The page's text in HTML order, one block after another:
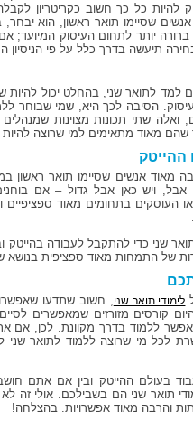
כל כך חשוב כקריטריון
אנשים שסיימו תואר ראשון, הוא
ברורה יותר לתחום העיסוק המיועד;
תיעשה בדרך כלל על פי הניסיון
לתואר שני, בהחלט יכול להיות
הסיבה לכך היא, שמי שבוחר
ואלה שתי תכונות מצוינות
שהם מאוד מתאימים למי שרוצה
ההייטק
מאוד אנשים שסיימו תואר
אבל, ויש כאן אבל גדול – אם
העוסקים בתחומים מאוד
שני כדי להתקבל לעבודה
של התמחות מאוד ספציפית בנושא
לימודי תואר שני, חשוב שתדעו
קורסים מזורזים שמאפשרים
אפשר ללמוד בדרך מקוונת. לכן, אם
לכל מי שרוצה ללמוד לתואר
בעולם ההייטק ובין אם אתם
תואר שני הם בשבילכם. אולי זה לא
והרבה מאוד אפשרויות. בהצלחה!